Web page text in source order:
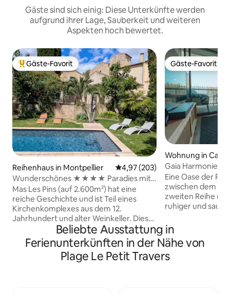
Gäste sind sich einig: Diese Unterkünfte werden
aufgrund ihrer Lage, Sauberkeit und weiteren
Aspekten hoch bewertet.
Beliebter Gäste-Favorit.
Gäste-Favorit
Reihenhaus in Montpellier Durchschnittliche Bewertung:
4,97 (203)
Wunderschönes ★★★★ Paradies mit
Pool in der Nähe des Zentrums
Mas Les Pins (auf 2.600m²) hat eine
reiche Geschichte und ist Teil eines
Kirchenkomplexes aus dem 12.
Jahrhundert und alter Weinkeller. Dieses
grüne ★★★★ Paradies liegt nur 3 km
vom dynamischen Zentrum von
Montpellier (10 Minuten mit der
Straßenbahn) und 10 km vom
Gäste-Favorit
Gäste-Favorit
Wohnung in
Gaia Harmonie
Eine Oase der
zwischen dem
zweiten Reihe mit
ruhiger und
erstaunliche
Untergänge.
Strand, Natur
perfekte
Beliebte Ausstattung in
Ferienunterkünften in der Nähe von
Plage Le Petit Travers